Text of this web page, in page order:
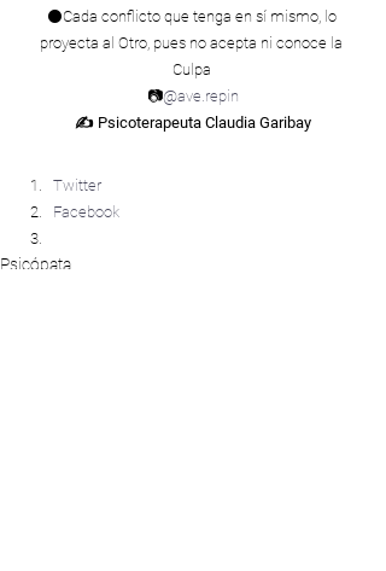
⚫Cada conflicto que tenga en sí mismo, lo
proyecta al Otro, pues no acepta ni conoce la
Culpa
📷@ave.repin
✍ Psicoterapeuta Claudia Garibay
Twitter
Facebook
Psicópata